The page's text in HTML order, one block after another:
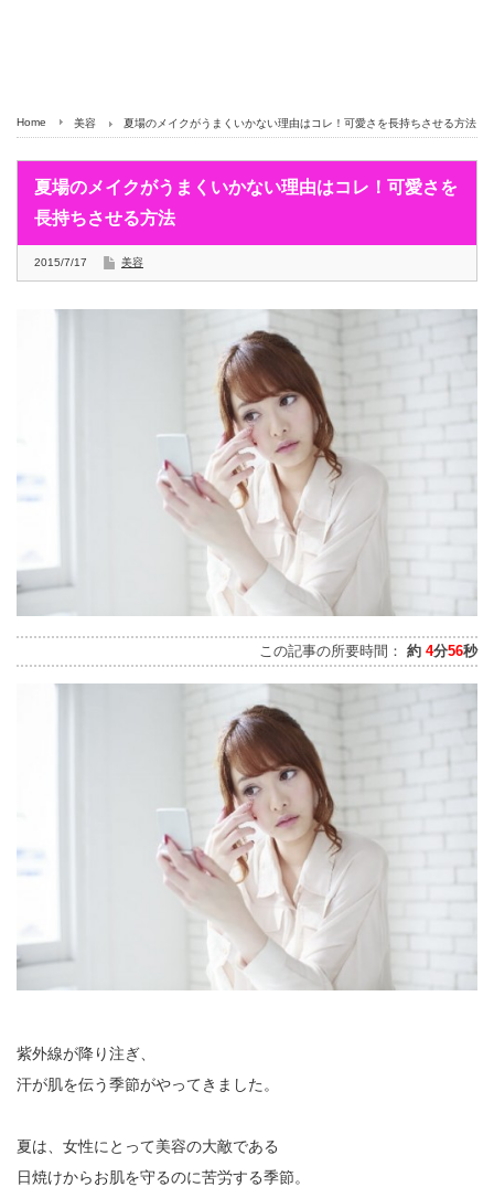
Home 美容 夏場のメイクがうまくいかない理由はコレ！可愛さを長持ちさせる方法
夏場のメイクがうまくいかない理由はコレ！可愛さを
長持ちさせる方法
2015/7/17 美容
この記事の所要時間： 約 4分56秒
紫外線が降り注ぎ、
汗が肌を伝う季節がやってきました。
夏は、女性にとって美容の大敵である
日焼けからお肌を守るのに苦労する季節。